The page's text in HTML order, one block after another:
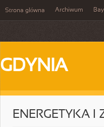
Strona główna Archiwum
GDYNIA
ENERGETYKA I